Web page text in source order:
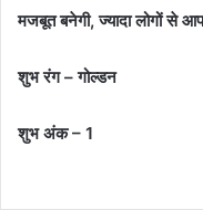
मजबूत बनेगी, ज्यादा लोगों से
शुभ रंग – गोल्डन
शुभ अंक – 1